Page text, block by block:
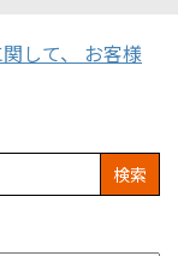
して、 お客様